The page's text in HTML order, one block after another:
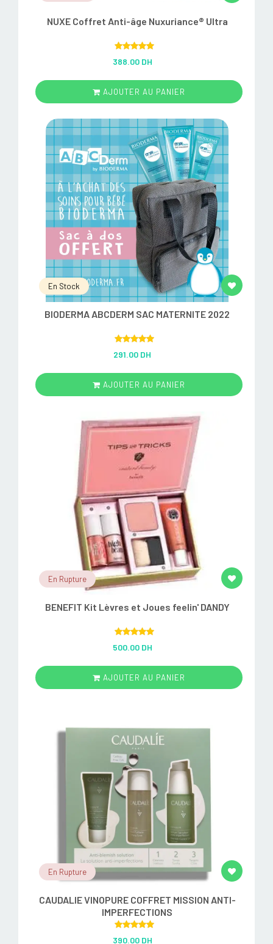
NUXE Coffret Anti-âge Nuxuriance® Ultra
out of 5
388.00 DH
AJOUTER AU PANIER
En Stock
BIODERMA ABCDERM SAC MATERNITE 2022
out of 5
291.00 DH
AJOUTER AU PANIER
En Rupture
BENEFIT Kit Lèvres et Joues feelin' DANDY
out of 5
500.00 DH
AJOUTER AU PANIER
En Rupture
CAUDALIE VINOPURE COFFRET MISSION ANTI-
IMPERFECTIONS
390.00 DH